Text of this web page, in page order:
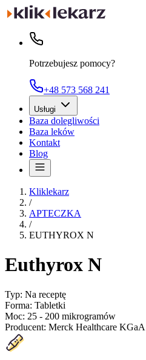
Potrzebujesz pomocy?
+48 573 568 241
Usługi
Baza dolegliwości
Baza leków
Kontakt
Blog
Kliklekarz
/
APTECZKA
/
EUTHYROX N
Euthyrox N
Typ: Na receptę
Forma: Tabletki
Moc: 25 - 200 mikrogramów
Producent: Merck Healthcare KGaA